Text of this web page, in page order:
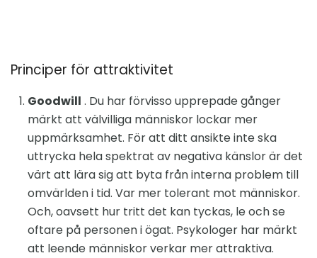
Principer för attraktivitet
Goodwill . Du har förvisso upprepade gånger
märkt att välvilliga människor lockar mer
uppmärksamhet. För att ditt ansikte inte ska
uttrycka hela spektrat av negativa känslor är det
värt att lära sig att byta från interna problem till
omvärlden i tid. Var mer tolerant mot människor.
Och, oavsett hur tritt det kan tyckas, le och se
oftare på personen i ögat. Psykologer har märkt
att leende människor verkar mer attraktiva.